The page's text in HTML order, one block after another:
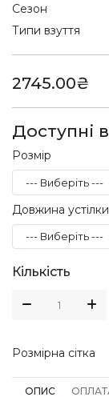
Сезон
Типи взуття
2745.00₴
Доступні
Розмір
Довжина
Кількість
Розмірна сітка
ОПИС